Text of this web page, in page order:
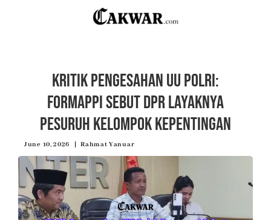
Kritik Pengesahan UU Polri:
Formappi Sebut DPR Layaknya
Pesuruh Kelompok Kepentingan
June 10, 2026 Rahmat Yanuar